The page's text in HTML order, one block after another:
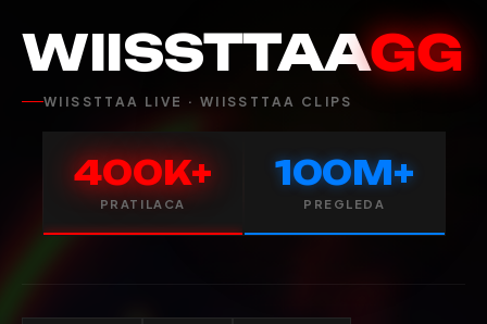
WIISSTTAAGG
WIISSTTAA LIVE · WIISSTTAA CLIPS
400K+
PRATILACA
100M+
PREGLEDA